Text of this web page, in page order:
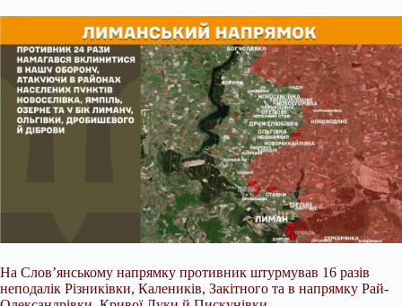
На Слов’янському напрямку противник штурмував 16 разів
неподалік Різниківки, Калеників, Закітного та в напрямку Рай-